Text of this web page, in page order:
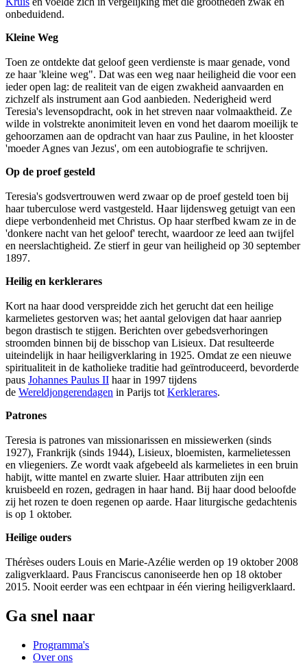
onbeduidend.
Kleine Weg
Toen ze ontdekte dat geloof geen verdienste is maar genade, vond
ze haar 'kleine weg". Dat was een weg naar heiligheid die voor een
ieder open lag: de realiteit van de eigen zwakheid aanvaarden en
zichzelf als instrument aan God aanbieden. Nederigheid werd
Teresia's levensopdracht, ook in het streven naar volmaaktheid. Ze
wilde in volstrekte anonimiteit leven en vond het daarom moeilijk te
gehoorzamen aan de opdracht van haar zus Pauline, in het klooster
'moeder Agnes van Jezus', om een autobiografie te schrijven.
Op de proef gesteld
Teresia's godsvertrouwen werd zwaar op de proef gesteld toen bij
haar tuberculose werd vastgesteld. Haar lijdensweg getuigt van een
diepe verbondenheid met Christus. Op haar sterfbed kwam ze in de
'donkere nacht van het geloof' terecht, waardoor ze leed aan twijfel
en neerslachtigheid. Ze stierf in geur van heiligheid op 30 september
1897.
Heilig en kerklerares
Kort na haar dood verspreidde zich het gerucht dat een heilige
karmelietes gestorven was; het aantal gelovigen dat haar aanriep
begon drastisch te stijgen. Berichten over gebedsverhoringen
stroomden binnen bij de bisschop van Lisieux. Dat resulteerde
uiteindelijk in haar heiligverklaring in 1925. Omdat ze een nieuwe
spiritualiteit in de katholieke traditie had geïntroduceerd, bevorderde
paus Johannes Paulus II haar in 1997 tijdens
de Wereldjongerendagen in Parijs tot Kerklerares.
Patrones
Teresia is patrones van missionarissen en missiewerken (sinds
1927), Frankrijk (sinds 1944), Lisieux, bloemisten, karmelietessen
en vliegeniers. Ze wordt vaak afgebeeld als karmelietes in een bruin
habijt, witte mantel en zwarte sluier. Haar attributen zijn een
kruisbeeld en rozen, gedragen in haar hand. Bij haar dood beloofde
zij het rozen te doen regenen op aarde. Haar liturgische gedachtenis
is op 1 oktober.
Heilige ouders
Thérèses ouders Louis en Marie-Azélie werden op 19 oktober 2008
zaligverklaard. Paus Franciscus canoniseerde hen op 18 oktober
2015. Nooit eerder was een echtpaar in één viering heiligverklaard.
Ga snel naar
Programma's
Over ons